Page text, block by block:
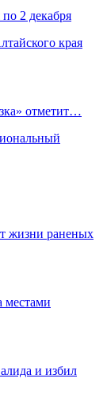
2 декабря
края
отметит…
жизни раненых
местами
и избил